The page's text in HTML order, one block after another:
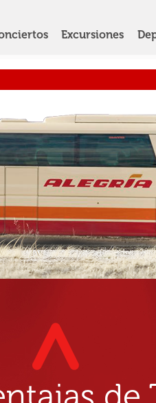
Excursiones